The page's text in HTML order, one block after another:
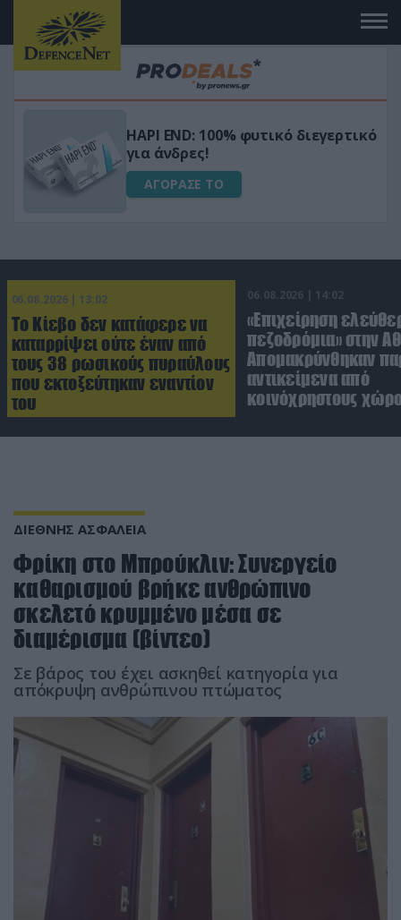
Μεταμόρφωσε τον κήπο σου με το
Ultra Box Μίνι Αλυσοπρίονο με
μπαταρία λιθίου
ΑΓΟΡΑΣΕ ΤΟ
06.08.2026 | 13:02
Το Κίεβο δεν κατάφερε να
καταρρίψει ούτε έναν από
τους 38 ρωσικούς πυραύλους
που εκτοξεύτηκαν εναντίον
του
06.08.2026 | 14:02
«Επιχείρηση
πεζοδρόμια» στην
Απομακρύνθηκαν
αντικείμενα από
κοινόχρηστους
ΔΙΕΘΝΗΣ ΑΣΦΑΛΕΙΑ
Φρίκη στο Μπρούκλιν: Συνεργείο
καθαρισμού βρήκε ανθρώπινο
σκελετό κρυμμένο μέσα σε
διαμέρισμα (βίντεο)
Σε βάρος του έχει ασκηθεί κατηγορία για
απόκρυψη ανθρώπινου πτώματος